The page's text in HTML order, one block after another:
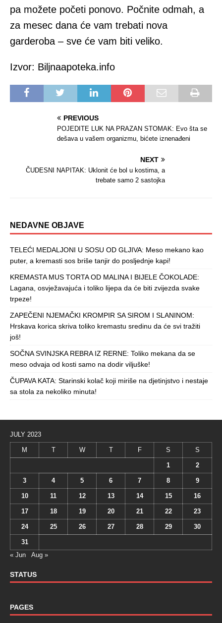
pa možete početi ponovo. Počnite odmah, a
za mesec dana će vam trebati nova
garderoba – sve će vam biti veliko.
Izvor: Biljnaapoteka.info
PREVIOUS
POJEDITE LUK NA PRAZAN STOMAK: Evo šta se
dešava u vašem organizmu, bićete iznenađeni
NEXT
ČUDESNI NAPITAK: Uklonit će bol u kostima, a
trebate samo 2 sastojka
NEDAVNE OBJAVE
TELEĆI MEDALJONI U SOSU OD GLJIVA: Meso mekano kao
puter, a kremasti sos briše tanjir do posljednje kapi!
KREMASTA MUS TORTA OD MALINA I BIJELE ČOKOLADE:
Lagana, osvježavajuća i toliko lijepa da će biti zvijezda svake
trpeze!
ZAPEČENI NJEMAČKI KROMPIR SA SIROM I SLANINOM:
Hrskava korica skriva toliko kremastu sredinu da će svi tražiti
još!
SOČNA SVINJSKA REBRA IZ RERNE: Toliko mekana da se
meso odvaja od kosti samo na dodir viljuške!
ČUPAVA KATA: Starinski kolač koji miriše na djetinjstvo i nestaje
sa stola za nekoliko minuta!
JULY 2023
M T W T F S S
1 2
3 4 5 6 7 8 9
10 11 12 13 14 15 16
17 18 19 20 21 22 23
24 25 26 27 28 29 30
31
« Jun
Aug »
STATUS
PAGES